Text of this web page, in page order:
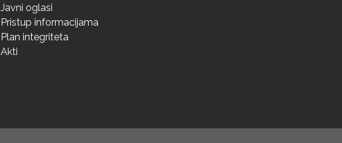
Javni oglasi
Pristup informacijama
Plan integriteta
Akti